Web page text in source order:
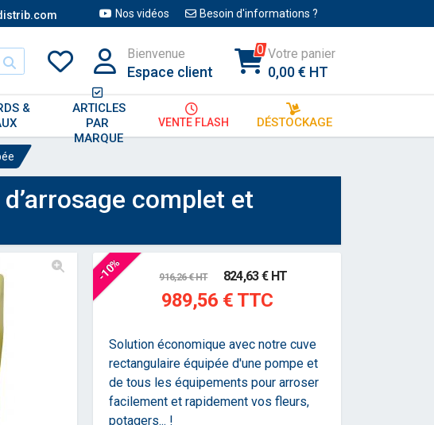
Nos vidéos Besoin d'informations ?
&
ARTICLES
PAR
MARQUE
VENTE FLASH DÉSTOCKAGE
Bienvenue
Espace client
0 Votre panier
0,00 € HT
complet et
-10% 916,26 € HT 824,63 € HT
989,56 € TTC
Solution économique avec notre cuve
rectangulaire équipée d'une pompe et
de tous les équipements pour arroser
facilement et rapidement vos fleurs,
potagers... !